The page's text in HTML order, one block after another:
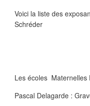
Voici la liste des
Schréder
Les écoles
Pascal Delagarde :